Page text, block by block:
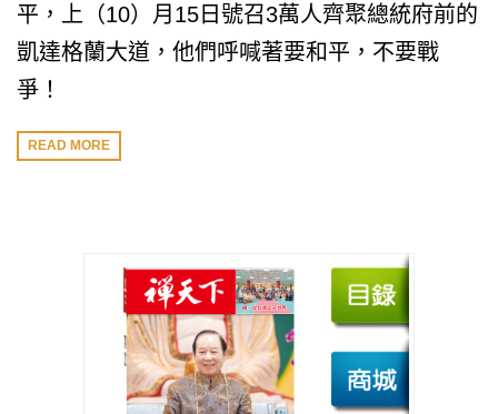
平，上（10）月15日號召3萬人齊聚總統府前的
凱達格蘭大道，他們呼喊著要和平，不要戰
爭！
READ MORE